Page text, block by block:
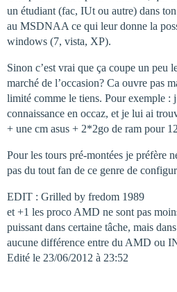
un étudiant (fac, IUt ou autre) dans
au MSDNAA ce qui leur donne la
windows (7, vista, XP).
Sinon c’est vrai que ça coupe un peu
marché de l’occasion? Ca ouvre pas
limité comme le tiens. Pour exemple :
connaissance en occaz, et je lui ai
+ une cm asus + 2*2go de ram pour
Pour les tours pré-montées je préfère
pas du tout fan de ce genre de
EDIT : Grilled by fredom 1989
et +1 les proco AMD ne sont pas
puissant dans certaine tâche, mais
aucune différence entre du AMD ou
Edité le 23/06/2012 à 23:52